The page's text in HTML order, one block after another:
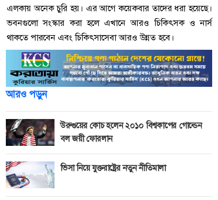
এলকায় অনেক চুরি হয়। এর আগে কয়েকবার তাদের ধরা হয়েছে।
ভবনগুলো সংস্কার করা হলে এখানে আরও চিকিৎসক ও নার্স
থাকতে পারবেন এবং চিকিৎসাসেবা আরও উন্নত হবে।
আরও পড়ুন
উরুগুয়ের কোচ হলেন ২০১০ বিশ্বকাপের গোল্ডেন
বল জয়ী ফোরলান
ভিসা নিয়ে যুক্তরাষ্ট্রের নতুন নীতিমালা